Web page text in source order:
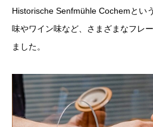
Historische Senfmühle Cochemとい
味やワイン味など、さまざまなフレ
ました。